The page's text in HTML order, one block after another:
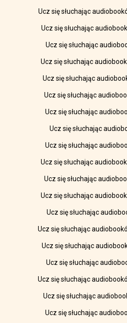
Ucz się słuchając
Ucz się słuchając
Ucz się słuchając
Ucz się słuchając
Ucz się słuchając
Ucz się słuchając
Ucz się słuchając
Ucz się słuchając
Ucz się słuchając
Ucz się słuchając
Ucz się słuchając
Ucz się słuchając
Ucz się słuchając
Ucz się słuchając
Ucz się słuchając
Ucz się słuchając
Ucz się słuchając
Ucz się słuchając
Ucz się słuchając